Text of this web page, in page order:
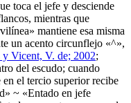
toca el jefe y desciende
mientras que
» mantiene esa misma
un acento circunflejo «^»,
y Vicent, V. de; 2002;
del escudo; cuando
en el tercio superior recibe
» ~ «Entado en jefe